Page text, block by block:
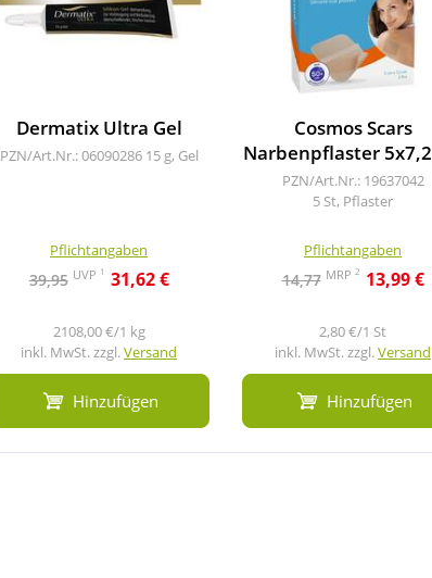
Dermatix Ultra Gel
PZN/Art.Nr.: 06090286 15 g, Gel
Pflichtangaben
39,95 UVP 1 31,62 €
2108,00 €/1 kg
inkl. MwSt. zzgl.Versand
Hinzufügen
Cosmos Scars
Narbenpflaster
PZN/Art.Nr.: 19637042
5 St, Pflaster
Pflichtangaben
14,77 MRP 2 13,99 €
2,80 €/1 St
inkl. MwSt. zzgl.Versand
Hinzufügen